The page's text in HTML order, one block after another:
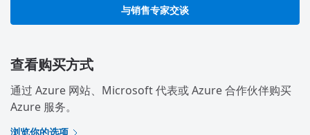
与销售专家交谈
查看购买方式
通过 Azure 网站、Microsoft 代表或 Azure 合作伙伴购买
Azure 服务。
浏览你的选项